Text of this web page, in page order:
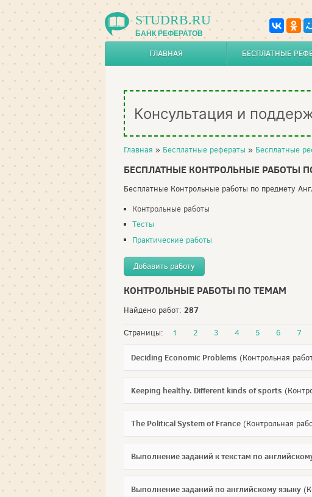
STUDRB.RU
БАНК РЕФЕРАТОВ
ГЛАВНАЯ БЕСПЛАТНЫЕ
Консультация и
Главная » Бесплатные рефераты » Бесплатные
БЕСПЛАТНЫЕ КОНТРОЛЬНЫЕ РАБОТЫ
Бесплатные Контрольные работы по предмету
Контрольные работы
Тесты
Практические работы
Добавить работу
КОНТРОЛЬНЫЕ РАБОТЫ ПО ТЕМАМ
Найдено работ: 287
Страницы: 1 2 3 4 5 6 7
Deciding Economic Problems (Контрольная
Keeping healthy. Different kinds of sports
The Political System of France (Контрольная
Выполнение заданий к текстам по
Выполнение заданий по английскому языку